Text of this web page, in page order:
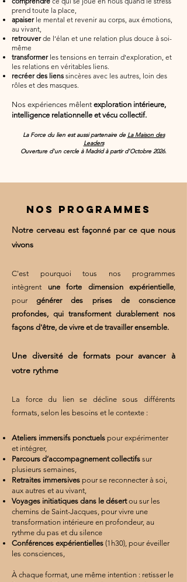
prend toute la place,
apaiserle mental et revenir au corps, aux émotions,
au vivant,
retrouverde l’élan et une relation plus douce à soi-
même
transformerles tensions en terrain d'exploration, et
les relations en véritables liens.
recréer des liens sincères avec les autres, loin des
rôles et des masques.
Nos expériences mêlent exploration intérieure,
intelligence relationnelle et vécu collectif.
La Force du lien est aussi partenaire de La Maison des
Leaders
Ouverture d'un cercle à Madrid à partir d'Octobre 2026.
NOS PROGRAMMES
Notre cerveau est façonné par ce que nous
vivons
C'est pourquoi tous nos programmes
intègrent une forte dimension expérientielle,
pourgénérer des prises de conscience
profondes, qui transforment durablement nos
façons d'être, de vivre et de travailler ensemble.
Une diversité de formats pour avancer à
votre rythme
La force du lien se décline sous
différents
formats, selon l es besoins et le contexte :
Ateliers immersifs ponctuels pour expérimenter
et intégrer,
Parcours d’accompagnement collectifs sur
plusieurs semaines,
Retraites immersives pour se reconnecter à soi,
aux autres et au vivant,
Voyages initiatiques dans le désertou sur les
chemins de Saint-Jacques, pour vivre une
transformation intérieure en profondeur, au
rythme du pas et du silence
Conférences expérientielles (1h30), pour éveiller
les consciences,
À chaque format, une même intention : retisser le